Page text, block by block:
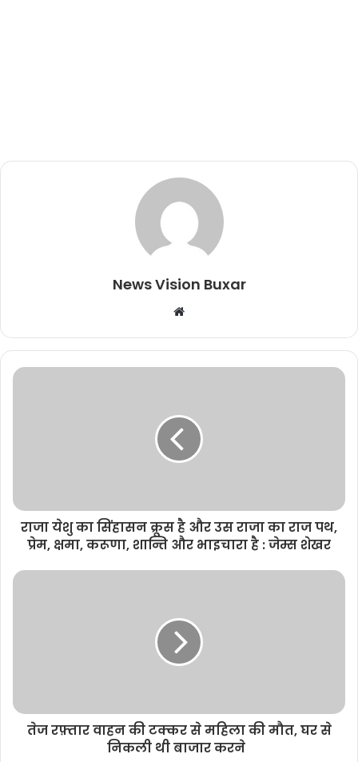
News Vision Buxar
b
s
राजा येशु का सिंहासन क्रूस है और उस राजा का राज पथ,
प्रेम, क्षमा, करूणा, शान्ति और भाइचारा है : जेम्स शेखर
तेज रफ़्तार वाहन की टक्कर से महिला की मौत, घर से
निकली थी बाजार करने